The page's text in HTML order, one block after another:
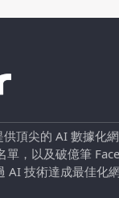
頂尖的 AI 數據化
單，以及破億筆
AI 技術達成最佳化